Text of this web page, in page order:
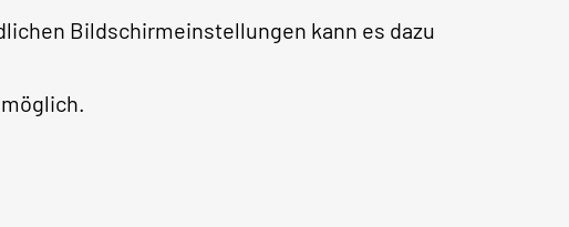
Bildschirmeinstellungen kann es dazu